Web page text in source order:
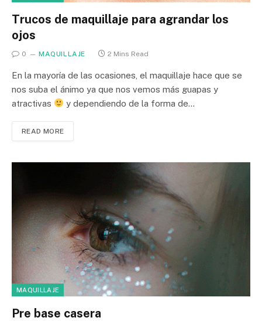
Trucos de maquillaje para agrandar los
ojos
0 MAQUILLAJE 2 Mins Read
En la mayoría de las ocasiones, el maquillaje hace que se
nos suba el ánimo ya que nos vemos más guapas y
atractivas
y dependiendo de la forma de…
READ MORE
MAQUILLAJE
Pre base casera